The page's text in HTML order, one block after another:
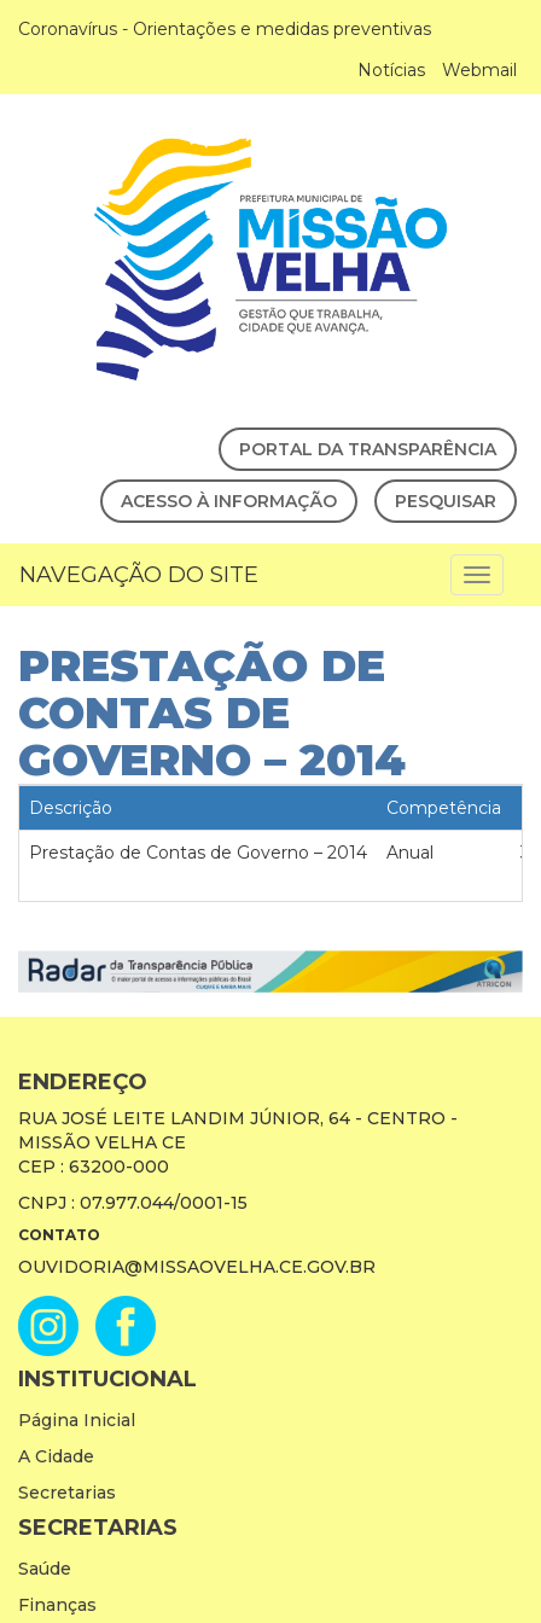
Coronavírus - Orientações e medidas preventivas
Notícias
Webmail
PORTAL DA TRANSPARÊNCIA
ACESSO À INFORMAÇÃO PESQUISAR
NAVEGAÇÃO DO SITE
PRESTAÇÃO DE
CONTAS DE
GOVERNO – 2014
Descrição Competência
Prestação de Contas de Governo – 2014 Anual
ENDEREÇO
RUA JOSÉ LEITE LANDIM JÚNIOR, 64 - CENTRO -
MISSÃO VELHA CE
CEP : 63200-000
CNPJ : 07.977.044/0001-15
CONTATO
OUVIDORIA@MISSAOVELHA.CE.GOV.BR
INSTITUCIONAL
Página Inicial
A Cidade
Secretarias
SECRETARIAS
Saúde
Finanças